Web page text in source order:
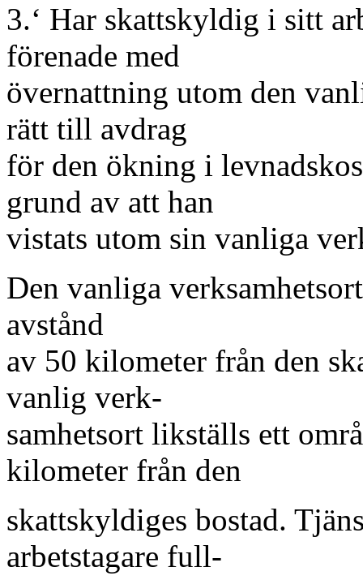
3.‘ Har skattskyldig i sitt
förenade med
övernattning utom den
rätt till avdrag
för den ökning i
grund av att han
vistats utom sin vanliga
Den vanliga
avstånd
av 50 kilometer från den
vanlig verk-
samhetsort likställs ett
kilometer från den
skattskyldiges bostad.
arbetstagare full-